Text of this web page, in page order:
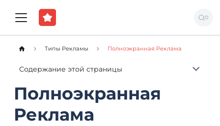
Типы Рекламы Полноэкранная Реклама
Содержание этой страницы
Полноэкранная
Реклама